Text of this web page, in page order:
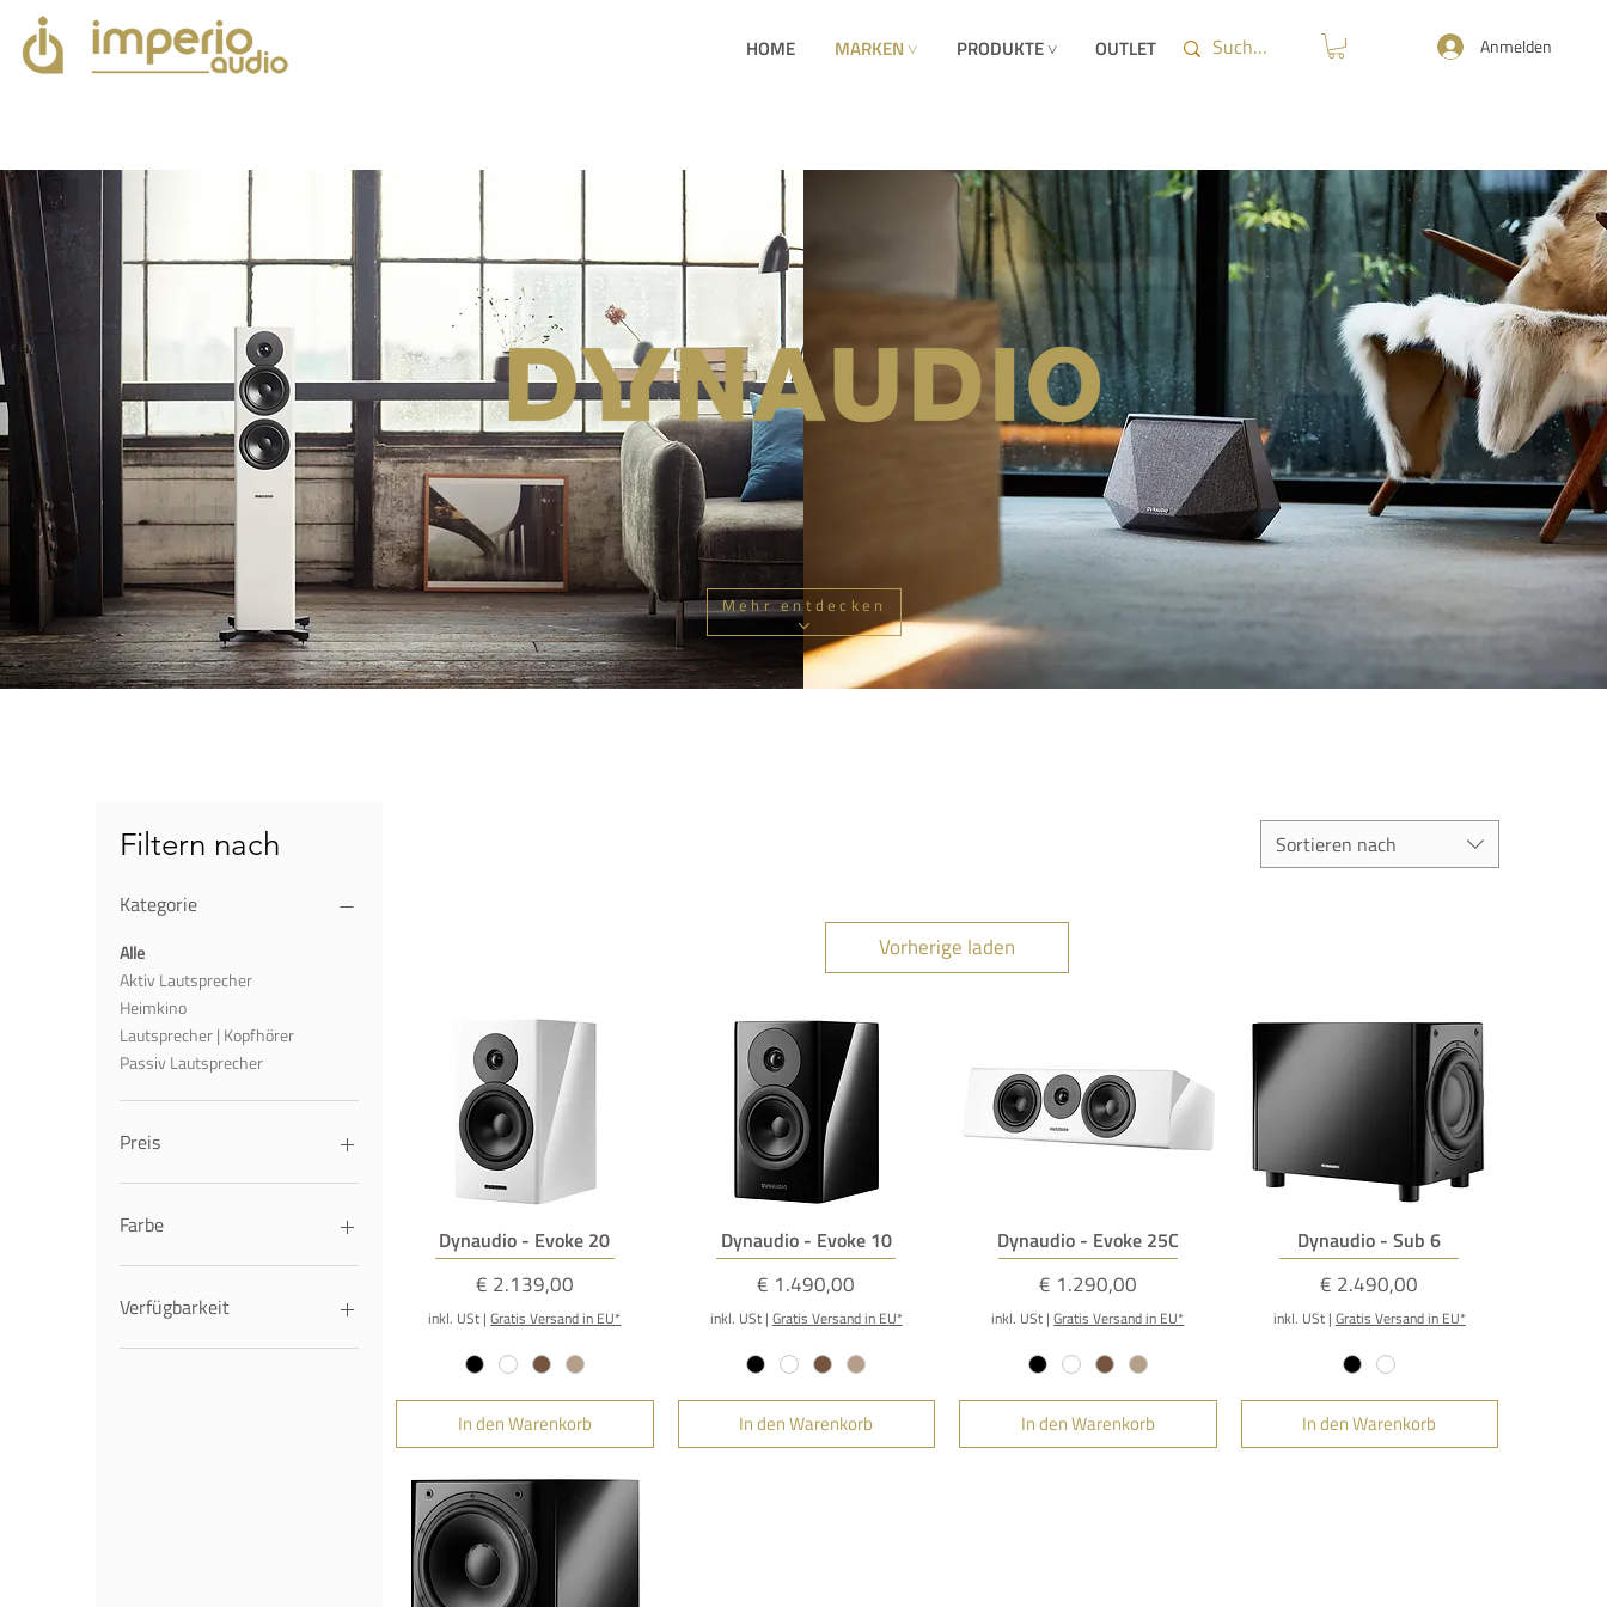
HOME MARKEN ˅ PRODUKTE ˅ OUTLET Anmelden
Mehr entdecken
Filtern nach
Kategorie
Alle
Aktiv Lautsprecher
Heimkino
Lautsprecher | Kopfhörer
Passiv Lautsprecher
Preis
680 €
Farbe
Verfügbarkeit
Sortieren nach
Vorherige laden
Schnellansicht
Dynaudio - Evoke 20
Preis
€ 2.139,00
inkl. USt |Gratis Versand in EU*
In den Warenkorb
Schnellansicht
Dynaudio - Evoke 10
Preis
€ 1.490,00
inkl. USt| Gratis Versand in EU*
In den Warenkorb
Schnellansicht
Dynaudio - Evoke 25C
Preis
€ 1.290,00
inkl. USt |Gratis Versand in EU*
In den Warenkorb
Schnellansicht
Dynaudio - Sub 6
Preis
€ 2.490,00
inkl. USt| Gratis Versand in EU*
In den Warenkorb